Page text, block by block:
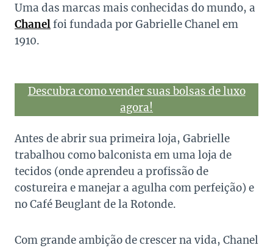
Uma das marcas mais conhecidas do mundo, a
Chanelfoi fundada por Gabrielle Chanel em
1910.
Descubra como vender suas bolsas de luxo
agora!
Antes de abrir sua primeira loja, Gabrielle
trabalhou como balconista em uma loja de
tecidos (onde aprendeu a profissão de
costureira e manejar a agulha com perfeição) e
no Café Beuglant de la Rotonde.
Com grande ambição de crescer na vida, Chanel